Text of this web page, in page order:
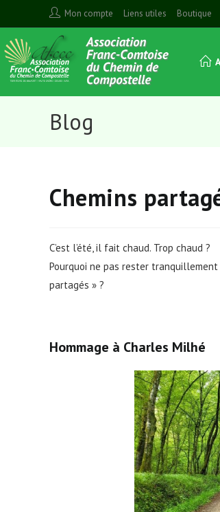
to
content
Mon compte Liens utiles Boutique
Blog
Chemins
C’est l’été, il fait chaud. Trop chaud ?
Pourquoi ne pas rester
partagés » ?
Hommage à Charles Milhé